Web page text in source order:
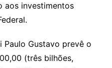
aos investimentos
Paulo Gustavo prevê o
(três bilhões,